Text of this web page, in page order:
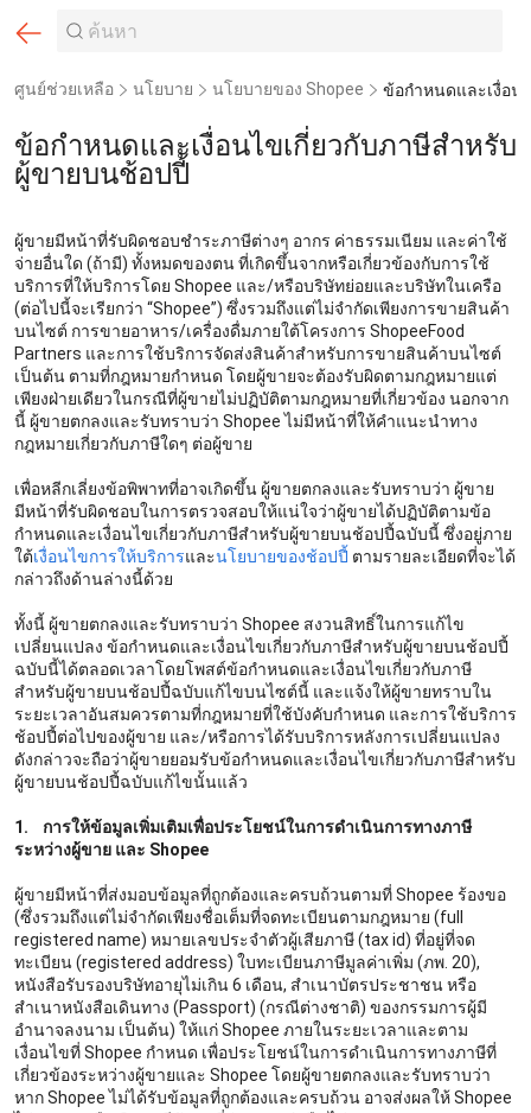
ศูนย์ช่วยเหลือ นโยบาย นโยบายของ Shopee
ข้อกำหนดและเงื่อนไขเกี่ยวกับภาษีสำหรับ
ผู้ขายบนช้อปปี้
ผู้ขายมีหน้าที่รับผิดชอบชำระภาษีต่างๆ อากร ค่าธรรมเนียม และค่าใช้
จ่ายอื่นใด (ถ้ามี) ทั้งหมดของตน ที่เกิดขึ้นจากหรือเกี่ยวข้องกับการใช้
บริการที่ให้บริการโดย Shopee และ/หรือบริษัทย่อยและบริษัทในเครือ
(ต่อไปนี้จะเรียกว่า “Shopee”) ซึ่งรวมถึงแต่ไม่จำกัดเพียงการขายสินค้า
บนไซต์ การขายอาหาร/เครื่องดื่มภายใต้โครงการ ShopeeFood
Partners และการใช้บริการจัดส่งสินค้าสำหรับการขายสินค้าบนไซต์
เป็นต้น ตามที่กฎหมายกำหนด โดยผู้ขายจะต้องรับผิดตามกฎหมายแต่
เพียงฝ่ายเดียวในกรณีที่ผู้ขายไม่ปฏิบัติตามกฎหมายที่เกี่ยวข้อง นอกจาก
นี้ ผู้ขายตกลงและรับทราบว่า Shopee ไม่มีหน้าที่ให้คำแนะนำทาง
กฎหมายเกี่ยวกับภาษีใดๆ ต่อผู้ขาย
เพื่อหลีกเลี่ยงข้อพิพาทที่อาจเกิดขึ้น ผู้ขายตกลงและรับทราบว่า ผู้ขาย
มีหน้าที่รับผิดชอบในการตรวจสอบให้แน่ใจว่าผู้ขายได้ปฏิบัติตามข้อ
กำหนดและเงื่อนไขเกี่ยวกับภาษีสำหรับผู้ขายบนช้อปปี้ฉบับนี้ ซึ่งอยู่ภาย
ใต้เงื่อนไขการให้บริการและนโยบายของช้อปปี้ ตามรายละเอียดที่จะได้
กล่าวถึงด้านล่างนี้ด้วย
ทั้งนี้ ผู้ขายตกลงและรับทราบว่า Shopee สงวนสิทธิ์ในการแก้ไข
เปลี่ยนแปลง ข้อกำหนดและเงื่อนไขเกี่ยวกับภาษีสำหรับผู้ขายบนช้อปปี้
ฉบับนี้ได้ตลอดเวลาโดยโพสต์ข้อกำหนดและเงื่อนไขเกี่ยวกับภาษี
สำหรับผู้ขายบนช้อปปี้ฉบับแก้ไขบนไซต์นี้ และแจ้งให้ผู้ขายทราบใน
ระยะเวลาอันสมควรตามที่กฎหมายที่ใช้บังคับกำหนด และการใช้บริการ
ช้อปปี้ต่อไปของผู้ขาย และ/หรือการได้รับบริการหลังการเปลี่ยนแปลง
ดังกล่าวจะถือว่าผู้ขายยอมรับข้อกำหนดและเงื่อนไขเกี่ยวกับภาษีสำหรับ
ผู้ขายบนช้อปปี้ฉบับแก้ไขนั้นแล้ว
1.
การให้ข้อมูลเพิ่มเติมเพื่อประโยชน์ในการดำเนินการทางภาษี
ระหว่างผู้ขาย และ Shopee
ผู้ขายมีหน้าที่ส่งมอบข้อมูลที่ถูกต้องและครบถ้วนตามที่ Shopee ร้องขอ
(ซึ่งรวมถึงแต่ไม่จำกัดเพียงชื่อเต็มที่จดทะเบียนตามกฎหมาย (full
registered name) หมายเลขประจำตัวผู้เสียภาษี (tax id) ที่อยู่ที่จด
ทะเบียน (registered address) ใบทะเบียนภาษีมูลค่าเพิ่ม (ภพ. 20),
หนังสือรับรองบริษัทอายุไม่เกิน 6 เดือน, สำเนาบัตรประชาชน หรือ
สำเนาหนังสือเดินทาง (Passport) (กรณีต่างชาติ) ของกรรมการผู้มี
อำนาจลงนาม เป็นต้น) ให้แก่ Shopee ภายในระยะเวลาและตาม
เงื่อนไขที่ Shopee กำหนด เพื่อประโยชน์ในการดำเนินการทางภาษีที่
เกี่ยวข้องระหว่างผู้ขายและ Shopee โดยผู้ขายตกลงและรับทราบว่า
หาก Shopee ไม่ได้รับข้อมูลที่ถูกต้องและครบถ้วน อาจส่งผลให้ Shopee